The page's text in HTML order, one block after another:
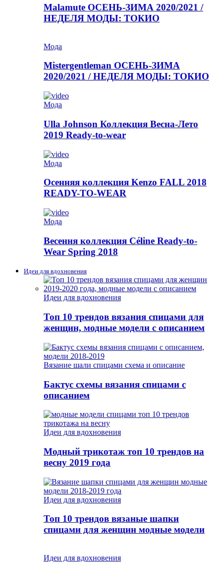
Malamute ОСЕНЬ-ЗИМА 2020/2021 /
НЕДЕЛЯ МОДЫ: ТОКИО
Мода
Mistergentleman ОСЕНЬ-ЗИМА
2020/2021 / НЕДЕЛЯ МОДЫ: ТОКИО
Мода
Ulla Johnson Коллекция Весна-Лето
2019 Ready-to-wear
Мода
Осенняя коллекция Kenzo FALL 2018
READY-TO-WEAR
Мода
Весення коллекция Céline Ready-to-
Wear Spring 2018
Идеи для вдохновения
Идеи для вдохновения
Топ 10 трендов вязания спицами для
женщин, модные модели с описанием
Вязание шали спицами схема и описание
Бактус схемы вязания спицами с
описанием
Идеи для вдохновения
Модный трикотаж топ 10 трендов на
весну 2019 года
Идеи для вдохновения
Топ 10 трендов вязаные шапки
спицами для женщин модные модели
Идеи для вдохновения